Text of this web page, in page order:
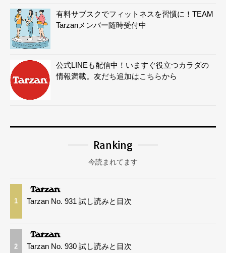
有料サブスクでフィットネスを習慣に！TEAM
Tarzanメンバー随時受付中
公式LINEも配信中！いますぐ役立つカラダの
情報満載。友だち追加はこちらから
Ranking
今読まれてます
1 Tarzan No. 931 試し読みと目次
2 Tarzan No. 930 試し読みと目次